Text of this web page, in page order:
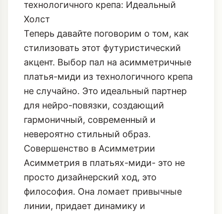
технологичного крепа: Идеальный
Холст
Теперь давайте поговорим о том, как
стилизовать этот футуристический
акцент. Выбор пал на асимметричные
платья-миди из технологичного крепа
не случайно. Это идеальный партнер
для нейро-повязки, создающий
гармоничный, современный и
невероятно стильный образ.
Совершенство в Асимметрии
Асимметрия в платьях-миди- это не
просто дизайнерский ход, это
философия. Она ломает привычные
линии, придает динамику и